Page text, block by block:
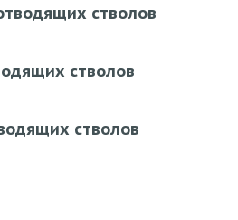
стволов
стволов
стволов